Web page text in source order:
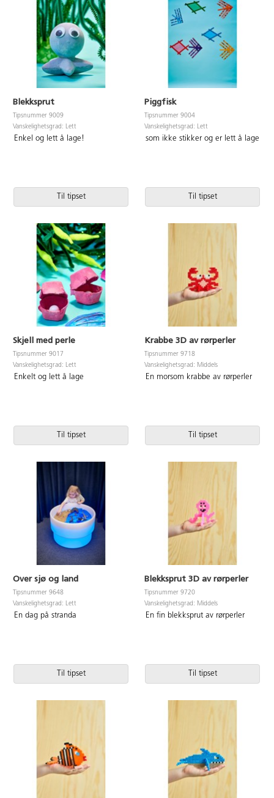
Blekksprut
Tipsnummer 9009
Vanskelighetsgrad: Lett
Enkel og lett å lage!
Til tipset
Piggfisk
Tipsnummer 9004
Vanskelighetsgrad: Lett
som ikke stikker og er lett å lage
Til tipset
Skjell med perle
Tipsnummer 9017
Vanskelighetsgrad: Lett
Enkelt og lett å lage
Til tipset
Krabbe 3D av rørperler
Tipsnummer 9718
Vanskelighetsgrad: Middels
En morsom krabbe av rørperler
Til tipset
Over sjø og land
Tipsnummer 9648
Vanskelighetsgrad: Lett
En dag på stranda
Til tipset
Blekksprut 3D av rørperler
Tipsnummer 9720
Vanskelighetsgrad: Middels
En fin blekksprut av rørperler
Til tipset